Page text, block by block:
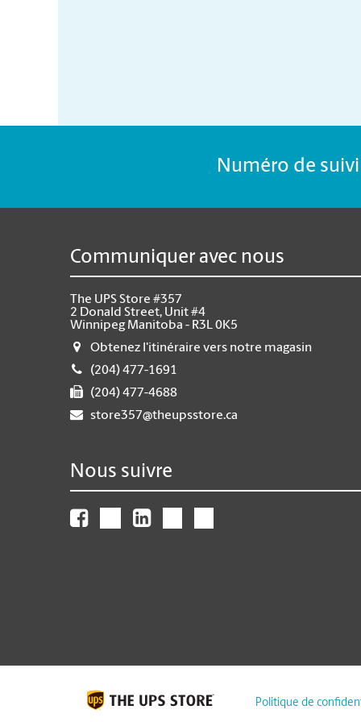
Numéro de suivi
Communiquer avec nous
The UPS Store #357
2 Donald Street, Unit #4
Winnipeg Manitoba - R3L 0K5
Obtenez l'itinéraire vers notre magasin
(204) 477-1691
(204) 477-4688
store357@theupsstore.ca
Nous suivre
Politique de